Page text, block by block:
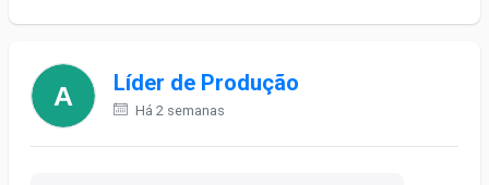
Líder de Produção
Há 2 semanas